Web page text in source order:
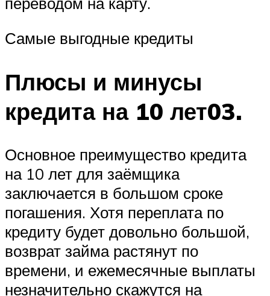
Самые выгодные кредиты
Плюсы и минусы
кредита на 10 лет03.
Основное преимущество кредита
на 10 лет для заёмщика
заключается в большом сроке
погашения. Хотя переплата по
кредиту будет довольно большой,
возврат займа растянут по
времени, и ежемесячные выплаты
незначительно скажутся на